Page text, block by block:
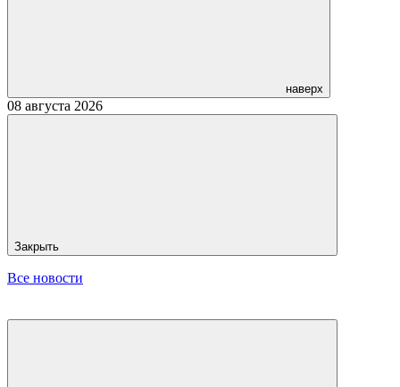
наверх
08 августа 2026
Закрыть
Все новости